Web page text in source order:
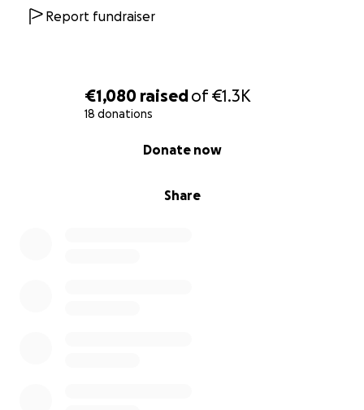
€1,080 raisedof€1.3K
18 donations
Share
Donate now
in Berlin kümmern, zu der wir alle Unterstützerinnen
und Unterstützer einladen werden.
Cecilia und Pauline
Report fundraiser